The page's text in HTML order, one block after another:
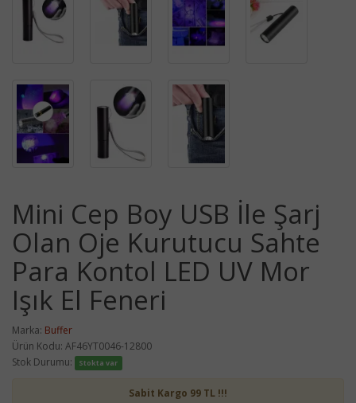
Mini Cep Boy USB İle Şarj
Olan Oje Kurutucu Sahte
Para Kontol LED UV Mor
Işık El Feneri
Marka: Buffer
Ürün Kodu: AF46YT0046-12800
Stok Durumu:
Stokta var
Sabit Kargo 99 TL !!!